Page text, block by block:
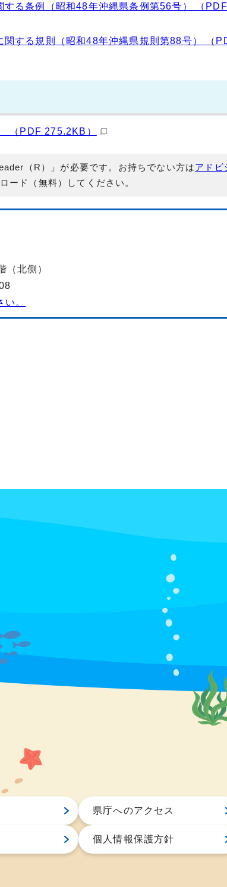
る条例（昭和48年沖縄県条例第56号） （PDF
する規則（昭和48年沖縄県規則第88号） （
（PDF 275.2KB）
（R）」が必要です。お持ちでない方はアドビ
ード（無料）してください。
北側）
。
県庁へのアクセス
個人情報保護方針